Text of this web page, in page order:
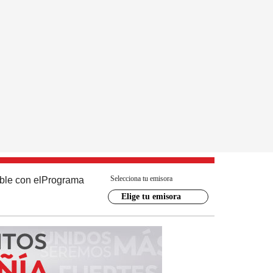
con el Programa Selecciona tu emisora
Elige tu emisora